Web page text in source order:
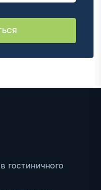
гостиничного